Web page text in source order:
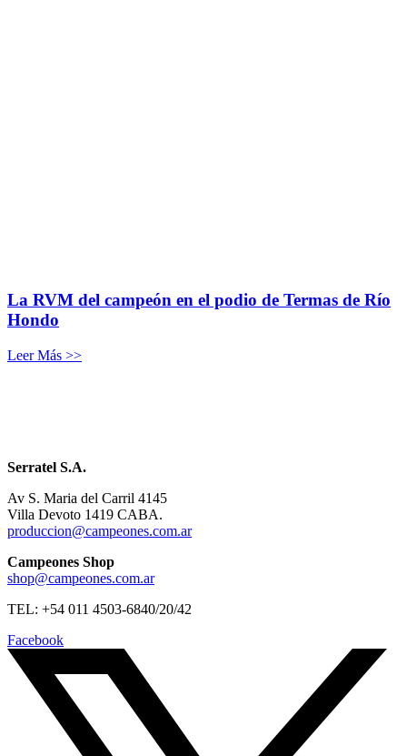
La RVM del campeón en el podio de Termas de Río
Hondo
Leer Más >>
Serratel S.A.
Av S. Maria del Carril 4145
Villa Devoto 1419 CABA.
produccion@campeones.com.ar
Campeones Shop
shop@campeones.com.ar
TEL: +54 011 4503-6840/20/42
Facebook